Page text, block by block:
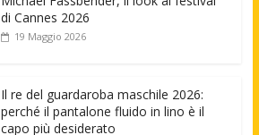
di Cannes 2026
19 Maggio 2026
Il re del guardaroba maschile 2026:
perché il pantalone fluido in lino è il
capo più desiderato